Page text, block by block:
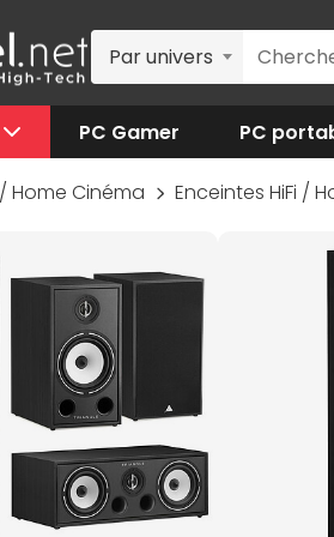
Par univers
PC Gamer PC
Home Cinéma Enceintes HiFi /